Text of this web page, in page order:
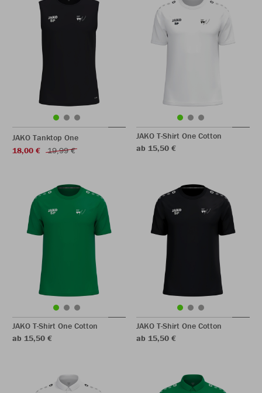
JAKO Tanktop One
18,00 €
19,99 €
JAKO T-Shirt One Cotton
ab 15,50 €
JAKO T-Shirt One Cotton
ab 15,50 €
JAKO T-Shirt One Cotton
ab 15,50 €